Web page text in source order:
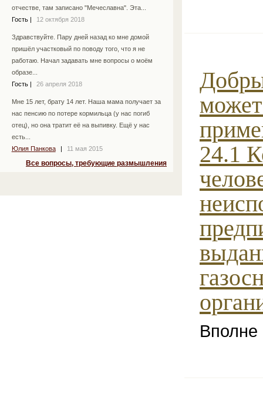
отчестве, там записано "Мечеславна". Эта...
Гость
12 октября 2018
Здравствуйте. Пару дней назад ко мне домой
пришёл участковый по поводу того, что я не
работаю. Начал задавать мне вопросы о моём
образе...
Гость
26 апреля 2018
Мне 15 лет, брату 14 лет. Наша мама получает за
нас пенсию по потере кормильца (у нас погиб
отец), но она тратит её на выпивку. Ещё у нас
есть...
Юлия Панкова
11 мая 2015
Все вопросы, требующие размышления
24.1